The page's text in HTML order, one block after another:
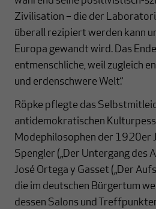
Zivilisation – die der
überall rezipiert werden kann
Europa gewandt wird. Das
entmenschliche, weil zugleich
und erdenschwere Welt.“
Röpke pflegte das
antidemokratischen
Modephilosophen der 1920er
Spengler („Der Untergang des
José Ortega y Gasset („Der
die im deutschen Bürgertum
dessen Salons und